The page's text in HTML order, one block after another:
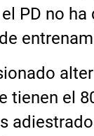
PD no
tienen el